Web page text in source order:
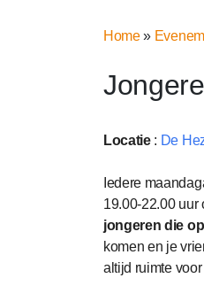
Home»
Locatie: De
Iedere
19.00-22.00 uur
jongeren die
komen en je
altijd ruimte